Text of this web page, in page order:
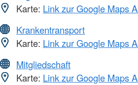
Karte: Link zur Google Maps
Krankentransport
Karte: Link zur Google Maps
Mitgliedschaft
Karte: Link zur Google Maps